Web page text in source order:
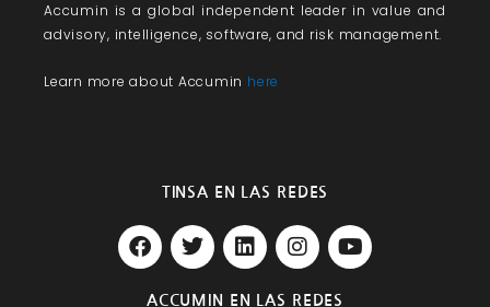
Accumin is a global independent leader in value and
advisory, intelligence, software, and risk management.
Learn more about Accumin here
TINSA EN LAS REDES
F
a
e
T
w
t
L
i
k
I
n
t
Y
o
ACCUMIN EN LAS REDES